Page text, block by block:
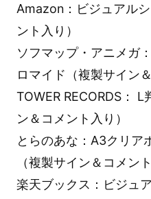
Amazon：ビジュアル
ント入り）
ソフマップ・アニメガ
ロマイド（複製サイン
TOWER RECORDS：
ン＆コメント入り）
とらのあな：A3クリア
（複製サイン＆コメン
楽天ブックス：ビジュ